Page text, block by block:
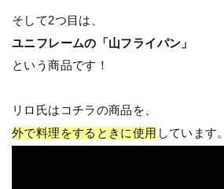
そして2つ目は、
ユニフレームの「山フライパン」
という商品です！
リロ氏はコチラの商品を、
外で料理をするときに使用 しています。